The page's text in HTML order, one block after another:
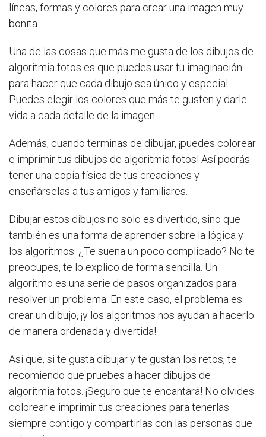
líneas, formas y colores para crear una imagen muy
bonita.
Una de las cosas que más me gusta de los dibujos de
algoritmia fotos es que puedes usar tu imaginación
para hacer que cada dibujo sea único y especial.
Puedes elegir los colores que más te gusten y darle
vida a cada detalle de la imagen.
Además, cuando terminas de dibujar, ¡puedes colorear
e imprimir tus dibujos de algoritmia fotos! Así podrás
tener una copia física de tus creaciones y
enseñárselas a tus amigos y familiares.
Dibujar estos dibujos no solo es divertido, sino que
también es una forma de aprender sobre la lógica y
los algoritmos. ¿Te suena un poco complicado? No te
preocupes, te lo explico de forma sencilla. Un
algoritmo es una serie de pasos organizados para
resolver un problema. En este caso, el problema es
crear un dibujo, ¡y los algoritmos nos ayudan a hacerlo
de manera ordenada y divertida!
Así que, si te gusta dibujar y te gustan los retos, te
recomiendo que pruebes a hacer dibujos de
algoritmia fotos. ¡Seguro que te encantará! No olvides
colorear e imprimir tus creaciones para tenerlas
siempre contigo y compartirlas con las personas que